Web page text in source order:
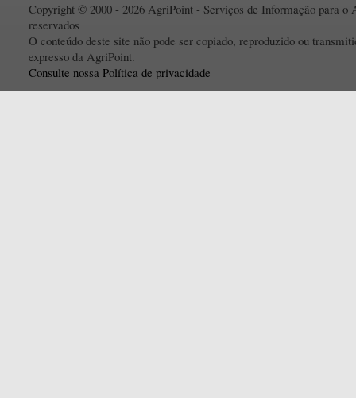
Copyright © 2000 - 2026 AgriPoint - Serviços de Informação para o
reservados
O conteúdo deste site não pode ser copiado, reproduzido ou
expresso da AgriPoint.
Consulte nossa Política de privacidade